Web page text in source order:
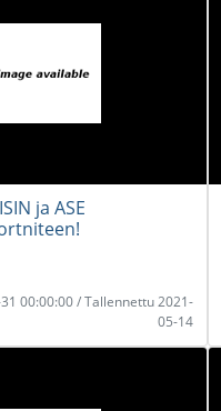
ja ASE
00:00:00 / Tallennettu 2021-
05-14